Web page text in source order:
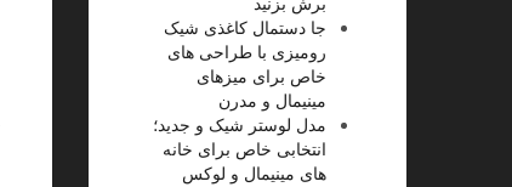
جا دستمال کاغذی شیک
رومیزی با طراحی های
خاص برای میزهای
مینیمال و مدرن
مدل لوستر شیک و جدید؛
انتخابی خاص برای خانه
های مینیمال و لوکس